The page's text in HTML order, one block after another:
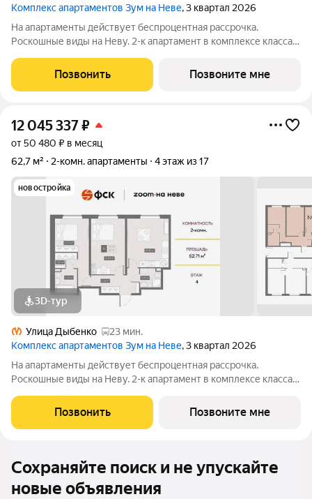
Комплекс апартаментов Зум на Неве, 3 квартал 2026
На апартаменты действует беспроцентная рассрочка.
Роскошные виды на Неву. 2-к апартамент в комплексе класса
Без отделки. Зум на Неве расположен в новом месте силы
рядом с центром города на
Позвонить Позвоните мне
12 045 337₽
от 50 480 ₽ в месяц
62,7 м²
2-комн. апартаменты 4 этаж из 17
новостройка
3D-тур
Улица Дыбенко
23 мин.
Комплекс апартаментов Зум на Неве, 3 квартал 2026
На апартаменты действует беспроцентная рассрочка.
Роскошные виды на Неву. 2-к апартамент в комплексе класса
Без отделки. Зум на Неве расположен в новом месте силы
рядом с центром города на
Позвонить Позвоните мне
Сохраняйте поиск и не упускайте
новые объявления